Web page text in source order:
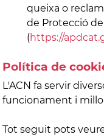
queixa o
de Protecció
(https://
Política de
L'ACN fa servir
funcionament i
Tot seguit pots